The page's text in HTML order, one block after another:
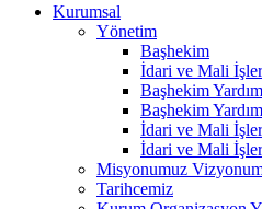
Kurumsal
Yönetim
Başhekim
İdari ve Mali
Başhekim
Başhekim
İdari ve Mali
İdari ve Mali
Misyonumuz
Tarihcemiz